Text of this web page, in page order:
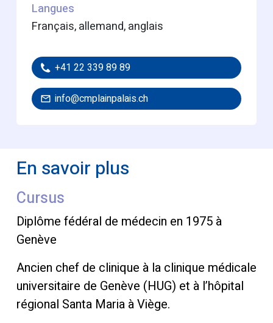
Langues
français, allemand, anglais
+41 22 339 89 89
info@cmplainpalais.ch
En savoir plus
Cursus
Diplôme fédéral de médecin en 1975 à
Genève
Ancien chef de clinique à la clinique médicale
universitaire de Genève (HUG) et à l’hôpital
régional Santa Maria à Viège.